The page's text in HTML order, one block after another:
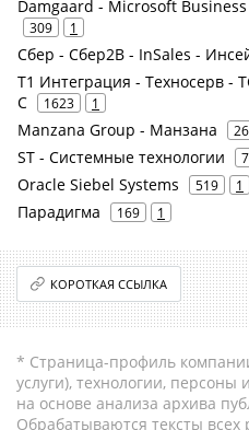
Damgaard - Microsoft
309 1
Сбер - Сбер2В - InSales -
Т1 Интеграция - Техносерв -
С
1623 1
Manzana Group - Манзана 26
ST - Системные технологии
Oracle Siebel Systems 519 1
Парадигма 169 1
КОРОТКАЯ ССЫЛКА
* Страница-профиль
услуги), технологии, персоны
на основе анализа архива
Обрабатываются тексты